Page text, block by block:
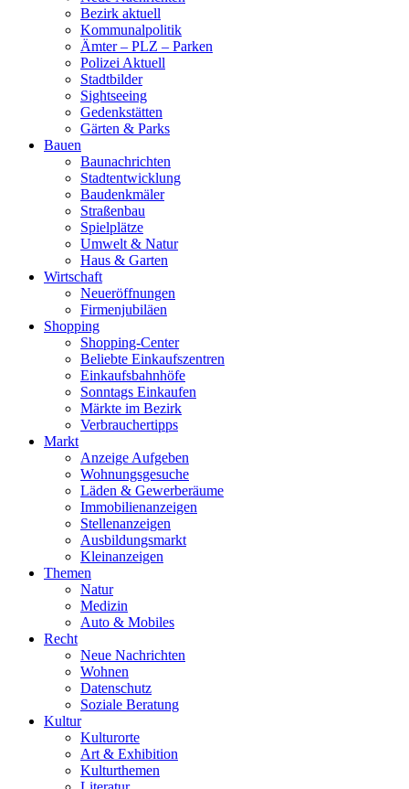
Bezirk aktuell
Kommunalpolitik
Ämter – PLZ – Parken
Polizei Aktuell
Stadtbilder
Sightseeing
Gedenkstätten
Gärten & Parks
Bauen
Baunachrichten
Stadtentwicklung
Baudenkmäler
Straßenbau
Spielplätze
Umwelt & Natur
Haus & Garten
Wirtschaft
Neueröffnungen
Firmenjubiläen
Shopping
Shopping-Center
Beliebte Einkaufszentren
Einkaufsbahnhöfe
Sonntags Einkaufen
Märkte im Bezirk
Verbrauchertipps
Markt
Anzeige Aufgeben
Wohnungsgesuche
Läden & Gewerberäume
Immobilienanzeigen
Stellenanzeigen
Ausbildungsmarkt
Kleinanzeigen
Themen
Natur
Medizin
Auto & Mobiles
Recht
Neue Nachrichten
Wohnen
Datenschutz
Soziale Beratung
Kultur
Kulturorte
Art & Exhibition
Kulturthemen